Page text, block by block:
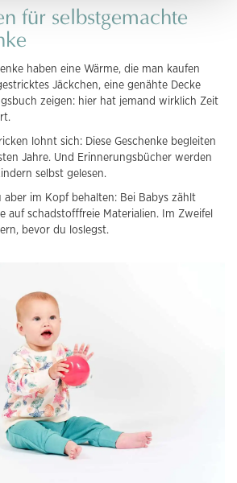
für selbstgemachte
haben eine Wärme, die man kaufen
Jäckchen, eine genähte Decke
zeigen: hier hat jemand wirklich Zeit
lohnt sich: Diese Geschenke begleiten
Jahre. Und Erinnerungsbücher werden
selbst gelesen.
aber im Kopf behalten: Bei Babys zählt
auf schadstofffreie Materialien. Im Zweifel
bevor du loslegst.